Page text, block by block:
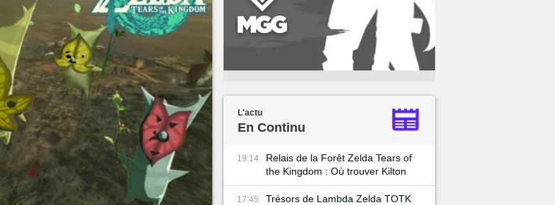
L'actu
En Continu
19:14
Relais de la Forêt Zelda Tears of
the Kingdom : Où trouver Kilton
17:45
Trésors de Lambda Zelda TOTK